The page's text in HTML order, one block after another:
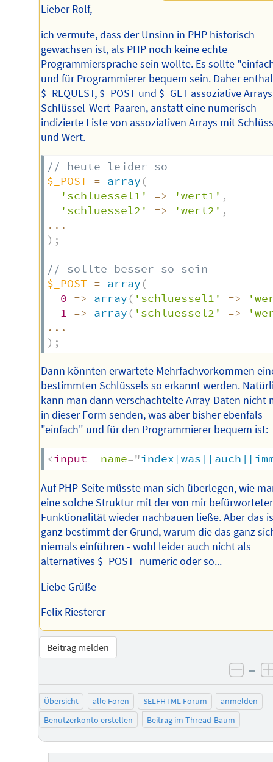
Lieber Rolf,
ich vermute, dass der Unsinn in PHP historisch
gewachsen ist, als PHP noch keine echte
Programmiersprache sein wollte. Es sollte
und für Programmierer bequem sein. Daher
$_REQUEST, $_POST und $_GET assoziative
Schlüssel-Wert-Paaren, anstatt eine numerisch
indizierte Liste von assoziativen Arrays mit
und Wert.
// heute leider so
$_POST = array (
'schluessel1'
=> 'wert1' ,
'schluessel2'
=> 'wert2' ,
...
) ;
// sollte besser so sein
$_POST = array (
0 => array ( 'schluessel1' =>
1 => array ( 'schluessel2' =>
...
) ;
Dann könnten erwartete Mehrfachvorkommen
bestimmten Schlüssels so erkannt werden.
kann man dann verschachtelte Array-Daten nicht
in dieser Form senden, was aber bisher ebenfals
"einfach" und für den Programmierer bequem ist:
<input name="
Auf PHP-Seite müsste man sich überlegen, wie
eine solche Struktur mit der von mir
Funktionalität wieder nachbauen ließe. Aber das
ganz bestimmt der Grund, warum die das ganz
niemals einführen - wohl leider auch nicht als
alternatives $_POST_numeric oder so...
Liebe Grüße
Felix Riesterer
Beitrag melden
–
Übersicht alle Foren SELFHTML-Forum
anmelden
Benutzerkonto erstellen
Beitrag im Thread-Baum